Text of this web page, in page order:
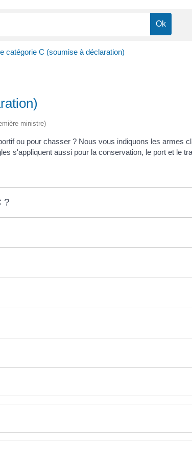
catégorie C (soumise à déclaration)
ministre)
ou pour chasser ? Nous vous indiquons les armes
s'appliquent aussi pour la conservation, le port et le
?